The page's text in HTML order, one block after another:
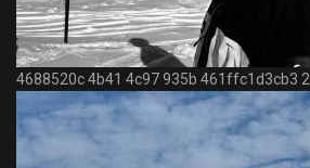
4688520c 4b41 4c97 935b 461ffc1d3cb3 2